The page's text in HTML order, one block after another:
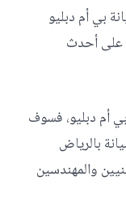
بي أم دبليو
على أحدث
أم دبليو، فسوف
بالرياض
والمهندسين